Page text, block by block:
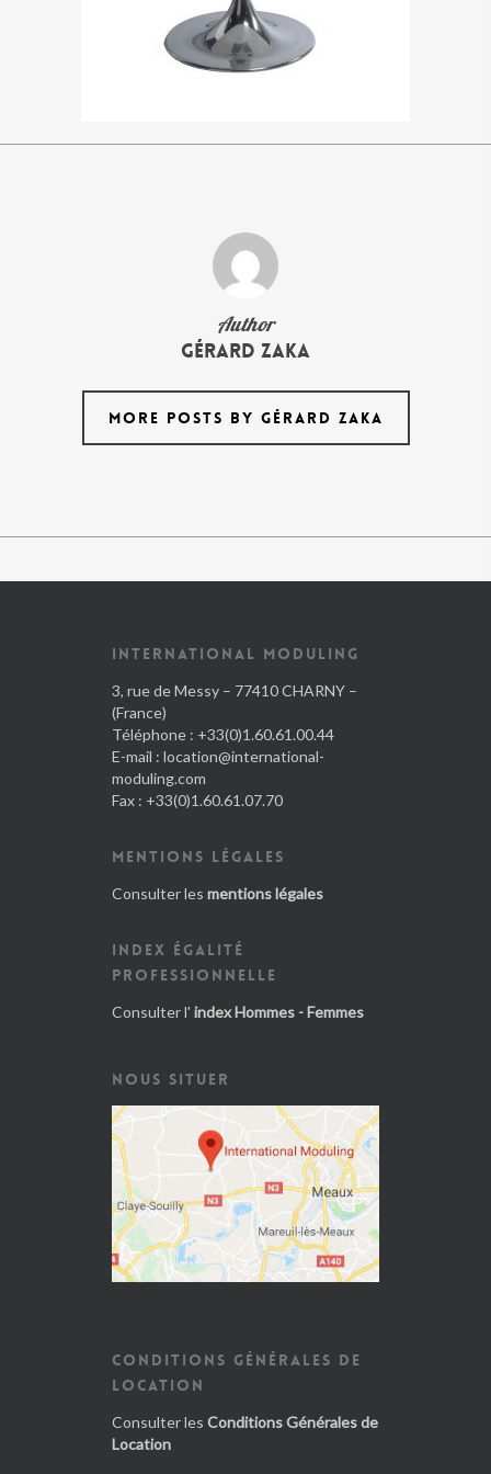
Author
Gérard Zaka
MORE POSTS BY GÉRARD ZAKA
INTERNATIONAL MODULING
3, rue de Messy – 77410 CHARNY –
(France)
Téléphone : +33(0)1.60.61.00.44
E-mail : location@international-
moduling.com
Fax : +33(0)1.60.61.07.70
MENTIONS LÉGALES
Consulter les mentions légales
INDEX ÉGALITÉ
PROFESSIONNELLE
Consulter l' index Hommes - Femmes
NOUS SITUER
CONDITIONS GÉNÉRALES DE
LOCATION
Consulter les Conditions Générales de
Location